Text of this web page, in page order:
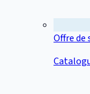
Offre de